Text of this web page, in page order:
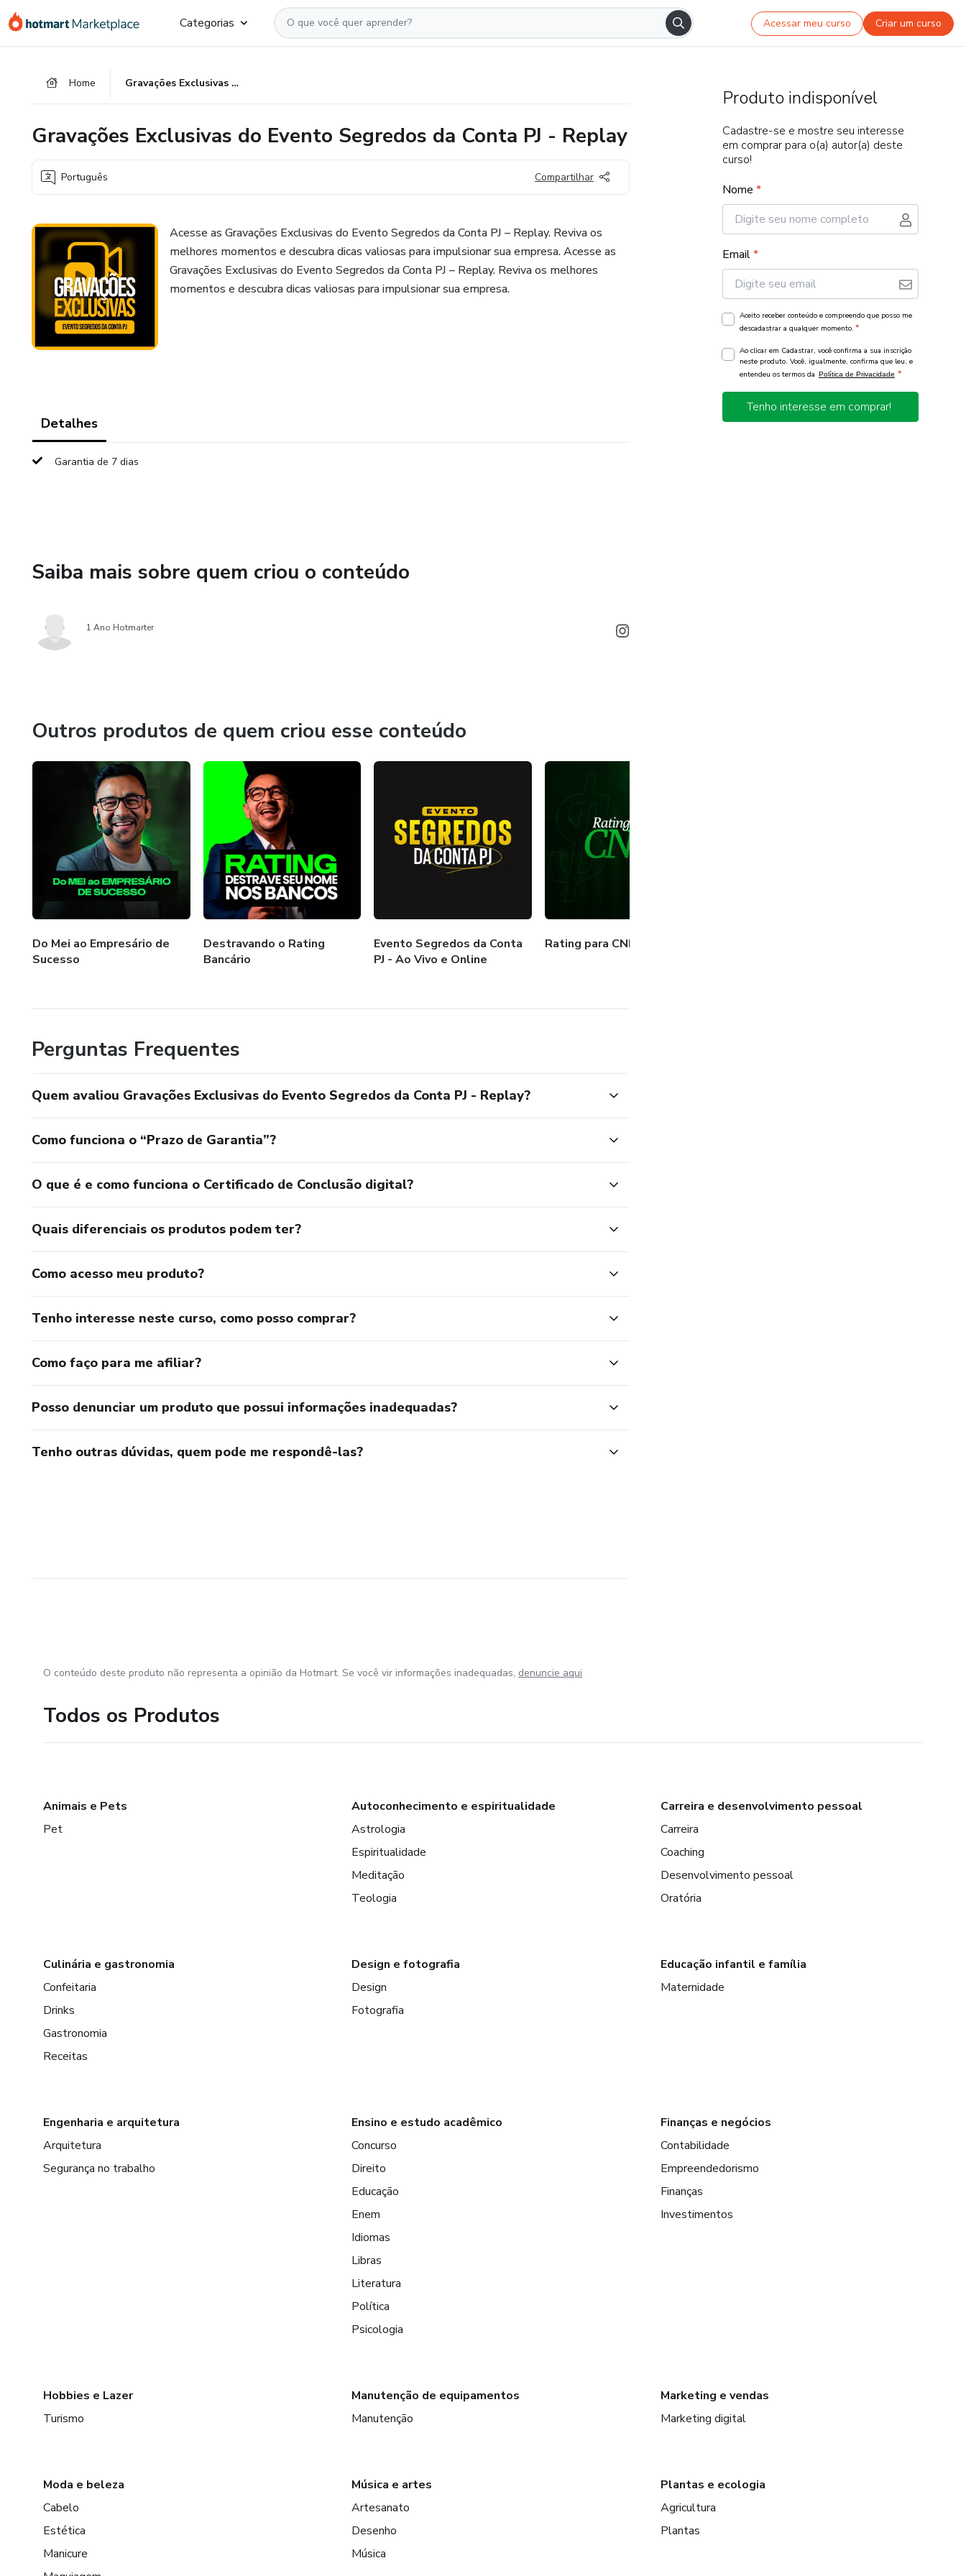
para
para
para
Categorias Acessar meu curso Criar um curso
Home Gravações Exclusivas do Evento Segredos da Conta PJ - Replay
Gravações Exclusivas do Evento Segredos da Conta PJ - Replay
Português Compartilhar
Acesse as Gravações Exclusivas do Evento Segredos da Conta PJ – Replay. Reviva os
melhores momentos e descubra dicas valiosas para impulsionar sua empresa. Acesse as
Gravações Exclusivas do Evento Segredos da Conta PJ – Replay. Reviva os melhores
momentos e descubra dicas valiosas para impulsionar sua empresa.
Detalhes
Garantia de 7 dias
Saiba mais sobre quem criou o conteúdo
1 Ano Hotmarter
Outros produtos de quem criou esse conteúdo
Do Mei ao Empresário de
Sucesso
Destravando o Rating
Bancário
Evento Segredos da Conta
PJ - Ao Vivo e Online
Rating para CNPJ
Perguntas Frequentes
Quem avaliou Gravações Exclusivas do Evento Segredos da Conta PJ - Replay?
Como funciona o “Prazo de Garantia”?
O que é e como funciona o Certificado de Conclusão digital?
Quais diferenciais os produtos podem ter?
Como acesso meu produto?
Tenho interesse neste curso, como posso comprar?
Como faço para me afiliar?
Posso denunciar um produto que possui informações inadequadas?
Tenho outras dúvidas, quem pode me respondê-las?
Produto indisponível
Cadastre-se e mostre seu interesse
em comprar para o(a) autor(a) deste
curso!
Nome *
Email*
Aceito receber conteúdo e compreendo que posso me
descadastrar a qualquer momento. *
Ao clicar em Cadastrar, você confirma a sua inscrição
neste produto. Você, igualmente, confirma que leu, e
entendeu os termos da Política de Privacidade *
Tenho interesse em comprar!
O conteúdo deste produto não representa a opinião da Hotmart. Se você vir informações inadequadas, denuncie aqui
Todos os Produtos
Animais e Pets
Pet
Autoconhecimento e espiritualidade
Astrologia
Espiritualidade
Meditação
Teologia
Carreira e desenvolvimento pessoal
Carreira
Coaching
Desenvolvimento pessoal
Oratória
Culinária e gastronomia
Confeitaria
Drinks
Gastronomia
Receitas
Design e fotografia
Design
Fotografia
Educação infantil e família
Maternidade
Engenharia e arquitetura
Arquitetura
Segurança no trabalho
Ensino e estudo acadêmico
Concurso
Direito
Educação
Enem
Idiomas
Libras
Literatura
Política
Psicologia
Finanças e negócios
Contabilidade
Empreendedorismo
Finanças
Investimentos
Hobbies e Lazer
Turismo
Manutenção de equipamentos
Manutenção
Marketing e vendas
Marketing digital
Moda e beleza
Cabelo
Estética
Manicure
Música e artes
Artesanato
Desenho
Música
Plantas e ecologia
Agricultura
Plantas